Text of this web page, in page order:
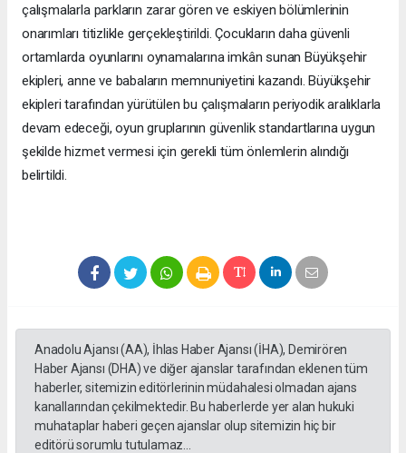
çalışmalarla parkların zarar gören ve eskiyen bölümlerinin
onarımları titizlikle gerçekleştirildi. Çocukların daha güvenli
ortamlarda oyunlarını oynamalarına imkân sunan Büyükşehir
ekipleri, anne ve babaların memnuniyetini kazandı. Büyükşehir
ekipleri tarafından yürütülen bu çalışmaların periyodik aralıklarla
devam edeceği, oyun gruplarının güvenlik standartlarına uygun
şekilde hizmet vermesi için gerekli tüm önlemlerin alındığı
belirtildi.
Anadolu Ajansı (AA), İhlas Haber Ajansı (İHA), Demirören
Haber Ajansı (DHA) ve diğer ajanslar tarafından eklenen tüm
haberler, sitemizin editörlerinin müdahalesi olmadan ajans
kanallarından çekilmektedir. Bu haberlerde yer alan hukuki
muhataplar haberi geçen ajanslar olup sitemizin hiç bir
editörü sorumlu tutulamaz...